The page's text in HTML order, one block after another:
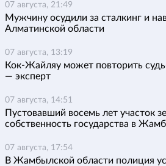
07 августа, 21:49
Мужчину осудили за сталкинг и
Алматинской области
07 августа, 13:19
Кок-Жайляу может повторить
— эксперт
07 августа, 14:51
Пустовавший восемь лет участок
собственность государства в
07 августа, 17:54
В Жамбылской области полиция